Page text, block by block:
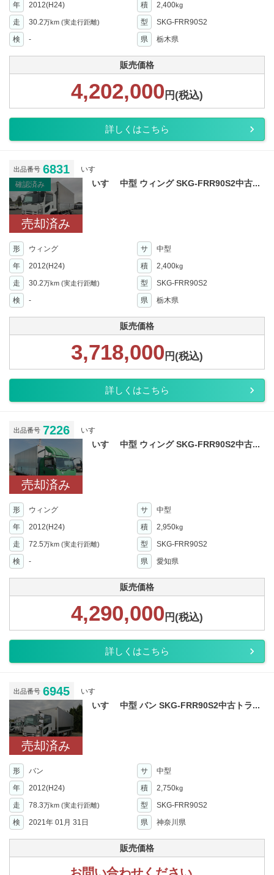
年
2012(H24) 積 2,400kg
走 30.2万km (実走行距離) 型
SKG-FRR90S2
検
- 県 栃木県
販売価格
4,202,000 円(税込)
詳しくはこちら
出品番号 6831
いすゞ
確認済み
売却済み
いすゞ 中型 ウィング SKG-FRR90S2中古...
形 ウィング サ
中型
年
2012(H24) 積 2,400kg
走 30.2万km (実走行距離) 型
SKG-FRR90S2
検
- 県 栃木県
販売価格
3,718,000 円(税込)
詳しくはこちら
出品番号 7226 いすゞ
売却済み
いすゞ 中型 ウィング SKG-FRR90S2中古...
形 ウィング サ
中型
年
2012(H24) 積 2,950kg
走 72.5万km (実走行距離) 型
SKG-FRR90S2
検
- 県 愛知県
販売価格
4,290,000 円(税込)
詳しくはこちら
出品番号 6945 いすゞ
売却済み
いすゞ 中型 バン SKG-FRR90S2中古トラ...
形 バン サ
中型
年
2012(H24) 積 2,750kg
走 78.3万km (実走行距離) 型
SKG-FRR90S2
検
2021年 01月 31日 県 神奈川県
販売価格